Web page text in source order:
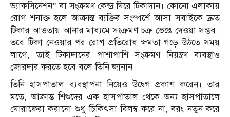
ভ্যাকসিনেশন” বা সংক্রমণ কেন্দ্র ঘিরে টিকাদান। কোনো এলাকায়
রোগ শনাক্ত হলে আক্রান্ত ব্যক্তির সংস্পর্শে আসা সবাইকে দ্রুত
টিকার আওতায় আনার মাধ্যমে সংক্রমণ চক্র ভেঙে দেওয়া সম্ভব।
তবে টিকা নেওয়ার পর রোগ প্রতিরোধ ক্ষমতা গড়ে উঠতে সময়
লাগে, তাই টিকাদানের পাশাপাশি সংক্রমণ নিয়ন্ত্রণ ব্যবস্থাও
জোরদার করতে হবে বলে তিনি জানান।
তিনি হাসপাতাল ব্যবস্থাপনা নিয়েও উদ্বেগ প্রকাশ করেন। তার
মতে, আক্রান্ত শিশুদের এক হাসপাতাল থেকে অন্য হাসপাতালে
ঘোরাফেরা করানো শুধু চিকিৎসা বিলম্ব করে না, বরং নতুন করে